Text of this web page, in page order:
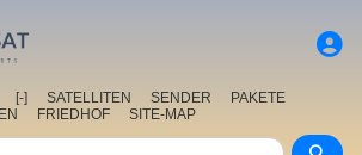
[-] SATELLITEN SENDER
PAKETE
FRIEDHOF SITE-MAP